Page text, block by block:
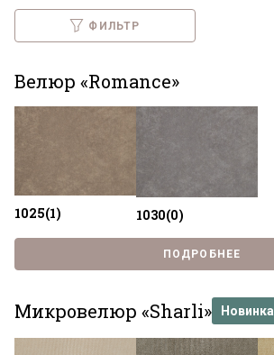
ФИЛЬТР
Велюр «Romance»
1025(1) 1030(0)
ПОДРОБНЕЕ
Микровелюр «Sharli» Новинка